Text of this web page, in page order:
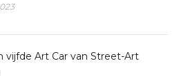
vijfde Art Car van Street-Art